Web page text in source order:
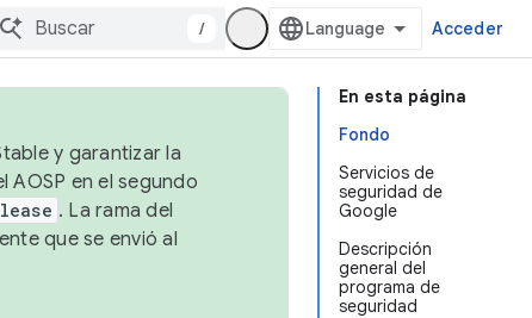
/ Acceder
En esta página
Fondo
Servicios de
seguridad de
Google
Descripción
general del
programa de
seguridad
y garantizar la
en el segundo
. La rama del
que se envió al